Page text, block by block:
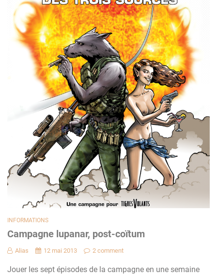
INFORMATIONS
Campagne lupanar, post-coïtum
Alias 12 mai 2013 2 comment
Jouer les sept épisodes de la campagne en une semaine